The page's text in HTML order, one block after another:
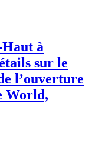
à
sur le
l’ouverture
World,